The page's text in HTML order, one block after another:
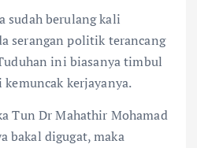
sudah berulang kali
serangan politik terancang
ini biasanya timbul
kerjayanya.
Tun Dr Mahathir Mohamad
bakal digugat, maka